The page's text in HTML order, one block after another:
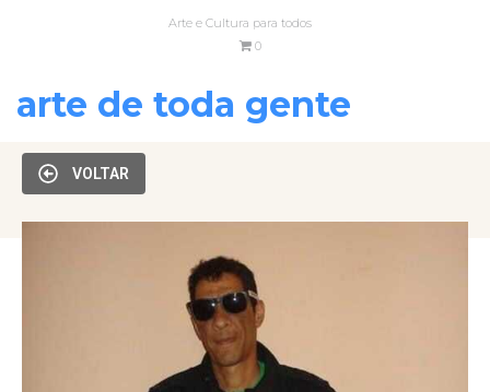
Arte e Cultura para todos
0
arte de toda gente
VOLTAR